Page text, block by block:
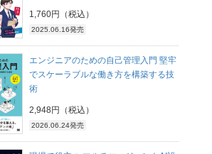
1,760円（税込）
2025.06.16発売
エンジニアのための自己管理入門 堅牢
でスケーラブルな働き方を構築する技
術
2,948円（税込）
2026.06.24発売